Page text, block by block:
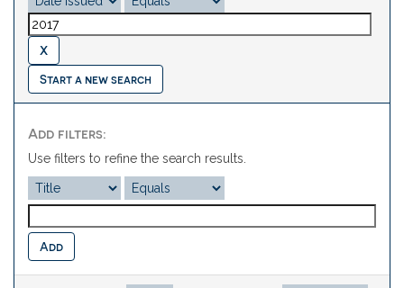
Start a new search
Add filters:
Use filters to refine the search results.